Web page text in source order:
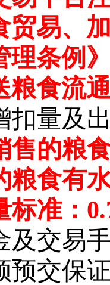
贸易、
理条例
粮食流
扣量及
售的粮
粮食有
准：
及交易
预交保